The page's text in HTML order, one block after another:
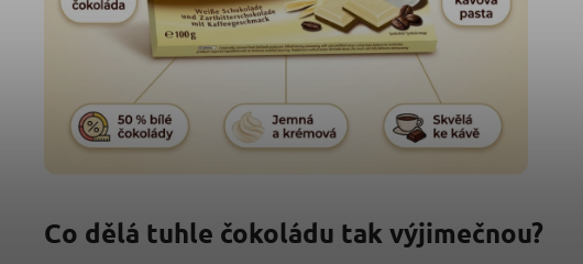
Co dělá tuhle čokoládu tak výjimečnou?